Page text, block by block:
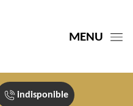
MENU
indisponible